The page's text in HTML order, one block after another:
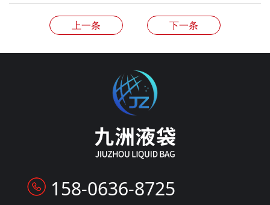
上一条 下一条
158-0636-8725